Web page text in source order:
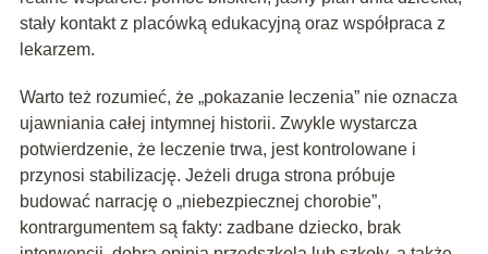
stały kontakt z placówką edukacyjną oraz współpraca z
lekarzem.
Warto też rozumieć, że „pokazanie leczenia” nie oznacza
ujawniania całej intymnej historii. Zwykle wystarcza
potwierdzenie, że leczenie trwa, jest kontrolowane i
przynosi stabilizację. Jeżeli druga strona próbuje
budować narrację o „niebezpiecznej chorobie”,
kontrargumentem są fakty: zadbane dziecko, brak